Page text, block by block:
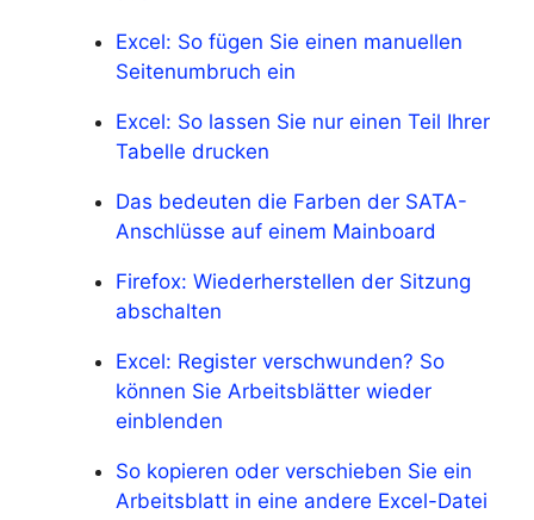
Excel: So fügen Sie einen manuellen
Seitenumbruch ein
Excel: So lassen Sie nur einen Teil Ihrer
Tabelle drucken
Das bedeuten die Farben der SATA-
Anschlüsse auf einem Mainboard
Firefox: Wiederherstellen der Sitzung
abschalten
Excel: Register verschwunden? So
können Sie Arbeitsblätter wieder
einblenden
So kopieren oder verschieben Sie ein
Arbeitsblatt in eine andere Excel-Datei